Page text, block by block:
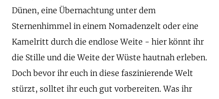
Dünen, eine Übernachtung unter dem
Sternenhimmel in einem Nomadenzelt oder eine
Kamelritt durch die endlose Weite - hier könnt ihr
die Stille und die Weite der Wüste hautnah erleben.
Doch bevor ihr euch in diese faszinierende Welt
stürzt, solltet ihr euch gut vorbereiten. Was ihr